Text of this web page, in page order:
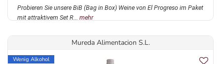
Probieren Sie unsere BiB (Bag in Box) Weine von El Progreso im Paket
mit attraktivem Set R... mehr
Mureda Alimentacion S.L.
Wenig Alkohol